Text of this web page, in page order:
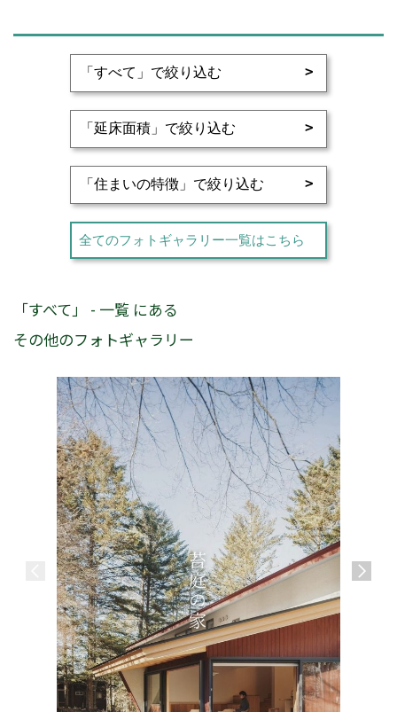
全てのフォトギャラリー一覧はこちら
「すべて」 - 一覧 にある
その他のフォトギャラリー